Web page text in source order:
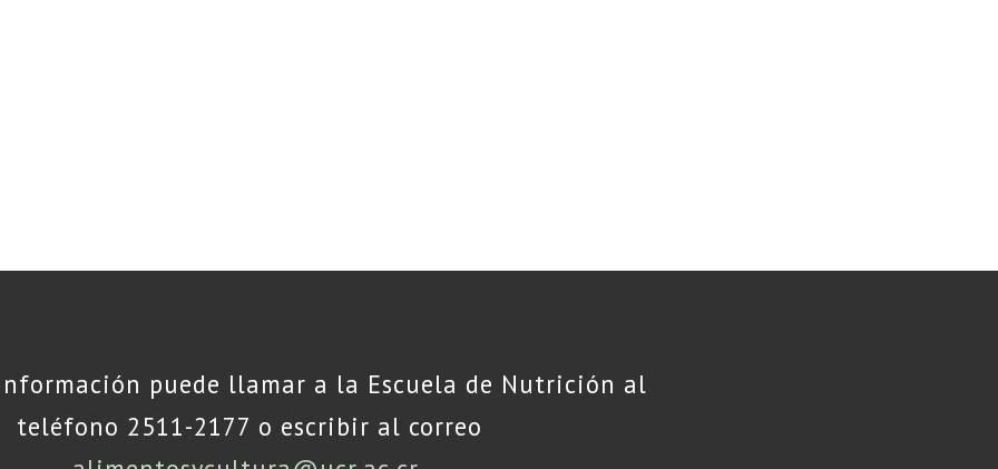
puede llamar a la Escuela de Nutrición al
teléfono 2511-2177 o escribir al correo